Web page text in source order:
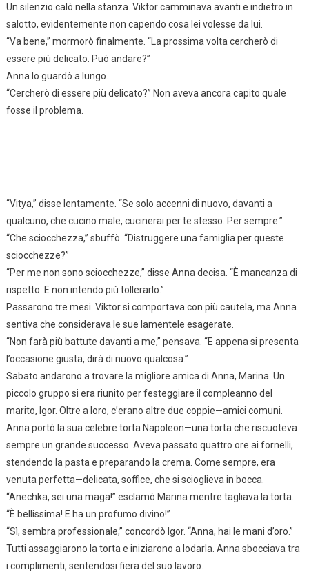
Un silenzio calò nella stanza. Viktor camminava avanti e indietro in
salotto, evidentemente non capendo cosa lei volesse da lui.
“Va bene,” mormorò finalmente. “La prossima volta cercherò di
essere più delicato. Può andare?”
Anna lo guardò a lungo.
“Cercherò di essere più delicato?” Non aveva ancora capito quale
fosse il problema.
“Vitya,” disse lentamente. “Se solo accenni di nuovo, davanti a
qualcuno, che cucino male, cucinerai per te stesso. Per sempre.”
“Che sciocchezza,” sbuffò. “Distruggere una famiglia per queste
sciocchezze?”
“Per me non sono sciocchezze,” disse Anna decisa. “È mancanza di
rispetto. E non intendo più tollerarlo.”
Passarono tre mesi. Viktor si comportava con più cautela, ma Anna
sentiva che considerava le sue lamentele esagerate.
“Non farà più battute davanti a me,” pensava. “E appena si presenta
l’occasione giusta, dirà di nuovo qualcosa.”
Sabato andarono a trovare la migliore amica di Anna, Marina. Un
piccolo gruppo si era riunito per festeggiare il compleanno del
marito, Igor. Oltre a loro, c’erano altre due coppie—amici comuni.
Anna portò la sua celebre torta Napoleon—una torta che riscuoteva
sempre un grande successo. Aveva passato quattro ore ai fornelli,
stendendo la pasta e preparando la crema. Come sempre, era
venuta perfetta—delicata, soffice, che si scioglieva in bocca.
“Anechka, sei una maga!” esclamò Marina mentre tagliava la torta.
“È bellissima! E ha un profumo divino!”
“Sì, sembra professionale,” concordò Igor. “Anna, hai le mani d’oro.”
Tutti assaggiarono la torta e iniziarono a lodarla. Anna sbocciava tra
i complimenti, sentendosi fiera del suo lavoro.